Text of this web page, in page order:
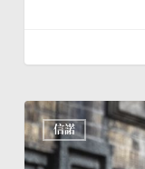
信諾
找
回
家